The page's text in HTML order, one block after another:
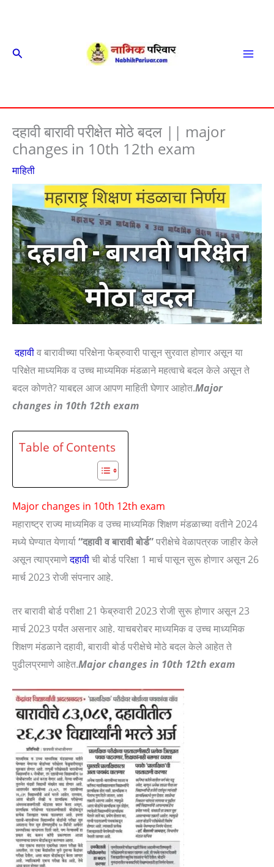
Search
दहावी बारावी परीक्षेत मोठे बदल || major
changes in 10th 12th exam
माहिती
दहावीव बारावीच्या परिक्षेना फेब्रुवारी पासून सुरवात होणार असून या
परिक्षेत माध्यमिक व उच्च माध्यमिक मंडळाने महत्वाचे बदल केले असून ते
बदल कोणते? याबद्दल आज आपण माहिती घेणार आहोत.Major
changes in 10th 12th exam
Table of Contents
Major changes in 10th 12th exam
महाराष्ट्र राज्य माध्यमिक व उच्च माध्यमिक शिक्षण मंडळाच्या वतीने 2024
मध्ये घेण्यात येणार्या“दहावी व बारावी बोर्ड”परीक्षेचे वेळापत्रक जाहीर केले
असून त्याप्रमाणेदहावीची बोर्ड परिक्षा 1 मार्च पासून सुरू होणार असून 26
मार्च 2023 रोजी संपनार आहे.
तर बारावी बोर्ड परीक्षा 21 फेब्रुवारी 2023 रोजी सुरू होणार असून 23
मार्च 2023 पर्यंत असनार आहे. याचबरोबर माध्यमिक व उच्च माध्यमिक
शिक्षण मंडळाने दहावी, बारावी बोर्ड परीक्षेचे मोठे बदल केले आहेत ते
पुढीलप्रमाणे आहेत.Major changes in 10th 12th exam